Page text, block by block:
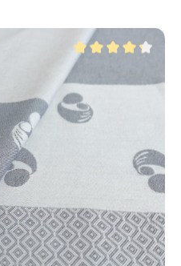
Durchschnittliche